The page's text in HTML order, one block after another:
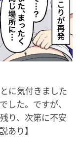
に気付きました
した。ですが、
り、次第に不安
あり】